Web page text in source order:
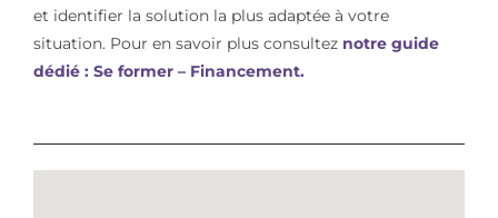
et identifier la solution la plus adaptée à votre
situation. Pour en savoir plus consulteznotre guide
dédié : Se former – Financement.